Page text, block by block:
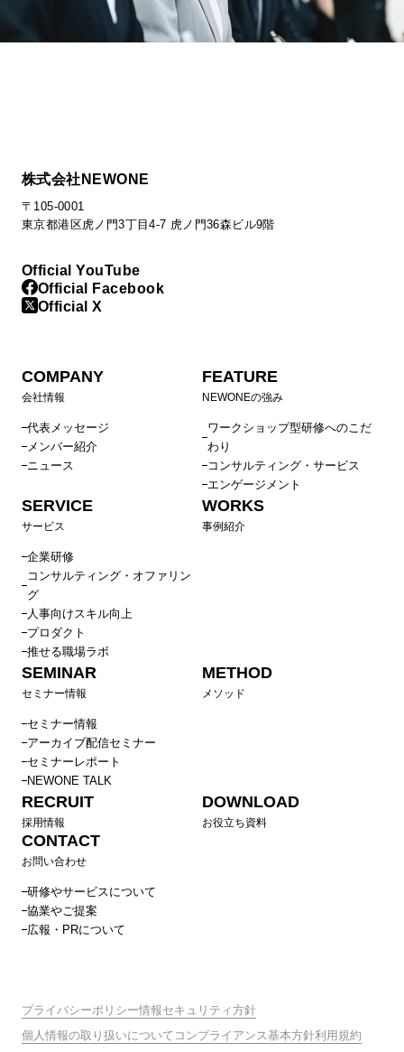
株式会社NEWONE
〒105-0001
東京都港区虎ノ門3丁目4-7 虎ノ門36森ビル9階
Official YouTube
Official Facebook
Official X
COMPANY
会社情報
代表メッセージ
メンバー紹介
ニュース
FEATURE
NEWONEの強み
ワークショップ型研修へのこだ
わり
コンサルティング・サービス
エンゲージメント
SERVICE
サービス
企業研修
コンサルティング・オファリン
グ
人事向けスキル向上
プロダクト
推せる職場ラボ
WORKS
事例紹介
SEMINAR
セミナー情報
セミナー情報
アーカイブ配信セミナー
セミナーレポート
NEWONE TALK
METHOD
メソッド
RECRUIT
採用情報
DOWNLOAD
お役立ち資料
CONTACT
お問い合わせ
研修やサービスについて
協業やご提案
広報・PRについて
プライバシーポリシー情報セキュリティ方針
個人情報の取り扱いについて コンプライアンス基本方針利用規約